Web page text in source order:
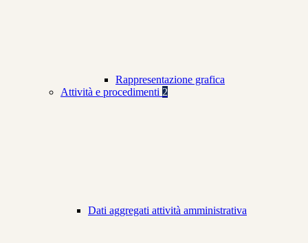
Rappresentazione grafica
Attività e procedimenti 2
Dati aggregati attività amministrativa